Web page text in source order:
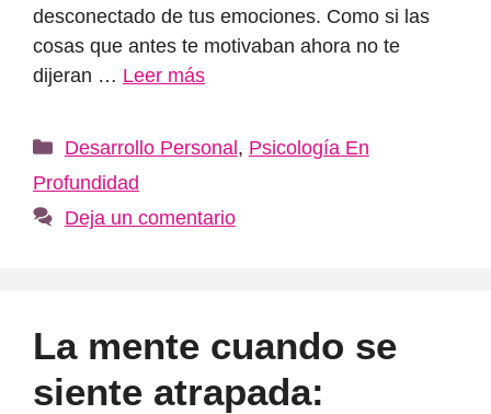
desconectado de tus emociones. Como si las
cosas que antes te motivaban ahora no te
dijeran … Leer más
Categorías
Desarrollo Personal, Psicología En
Profundidad
Deja un comentario
La mente cuando se
siente atrapada: